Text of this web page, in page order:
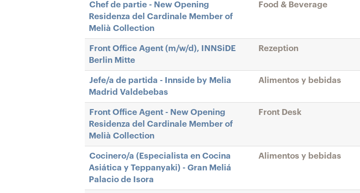
Chef de partie - New Opening
Residenza del Cardinale Member of
Melià Collection
Food & Beverage
Front Office Agent (m/w/d), INNSiDE
Berlin Mitte
Rezeption
Jefe/a de partida - Innside by Melia
Madrid Valdebebas
Alimentos y bebidas
Front Office Agent - New Opening
Residenza del Cardinale Member of
Melià Collection
Front Desk
Cocinero/a (Especialista en Cocina
Asiática y Teppanyaki) - Gran Meliá
Palacio de Isora
Alimentos y bebidas